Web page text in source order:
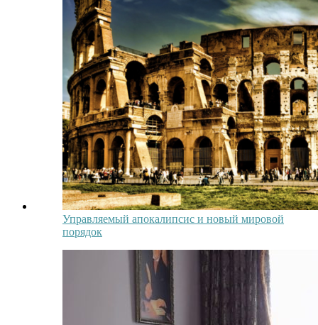
Управляемый апокалипсис и новый мировой
порядок